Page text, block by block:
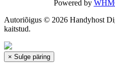
Powered by
Autoriõigus © 2026 Handyhost
kaitstud.
× Sulge päring